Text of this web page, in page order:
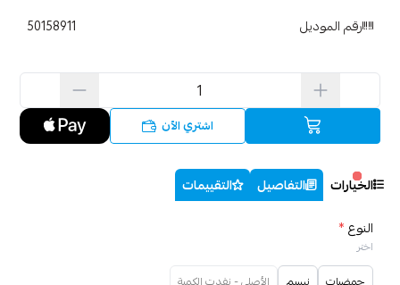
رقم الموديل 50158911
اشتري الآن
الخيارات التفاصيل
التقييمات
النوع*
اختر